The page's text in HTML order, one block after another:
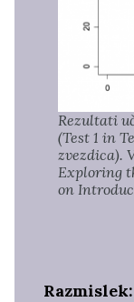
Rezultati
(Test 1 in
zvezdica).
Exploring
on
Razmislek: